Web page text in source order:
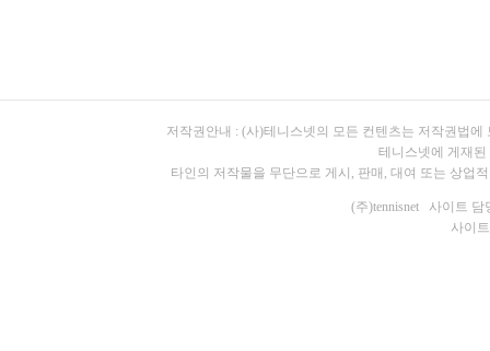
저작권안내 : (사)테니스넷의 모든 컨텐츠는 저작권법
테니스넷에 게재
타인의 저작물을 무단으로 게시, 판매, 대여 또는 상업
(주)tennisnet 사이트 담
사이